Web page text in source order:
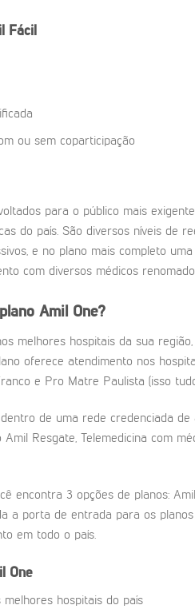
Fácil
ou sem coparticipação
para o público mais
do país. São diversos níveis de
e no plano mais completo
com diversos médicos
Amil One?
melhores hospitais da sua
oferece atendimento nos
e Pro Matre Paulista (isso
de uma rede credenciada de
Amil Resgate, Telemedicina com
encontra 3 opções de planos:
a porta de entrada para os
em todo o país.
One
hospitais do país